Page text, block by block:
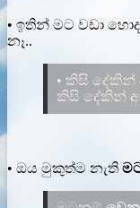
• ඉතින් මට වඩා
නෑ..
• කිසි දේකින්
කිසි දේකින්
• ඔය මුකුත්ම නැති